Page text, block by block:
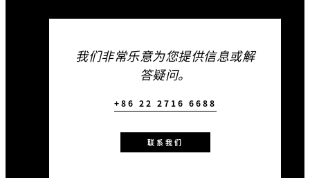
我们非常乐意为您提供信息或解
答疑问。
+86 22 2716 6688
联系我们